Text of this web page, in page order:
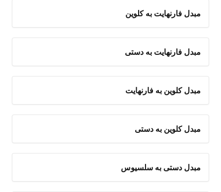
مبدل فارنهایت به کلوین
مبدل فارنهایت به دستی
مبدل کلوین به فارنهایت
مبدل کلوین به دستی
مبدل دستی به سلسیوس